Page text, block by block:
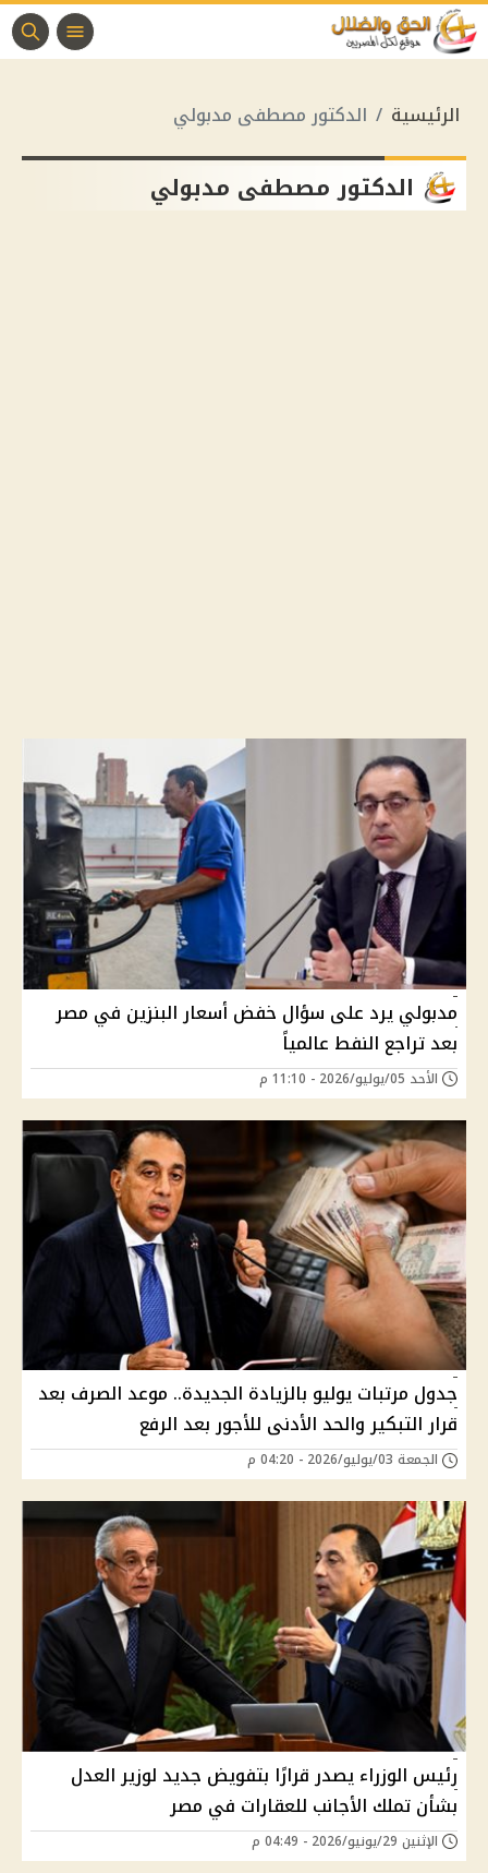
الرئيسية الدكتور مصطفى مدبولي
الدكتور مصطفى مدبولي
مدبولي يرد على سؤال خفض أسعار البنزين في مصر
بعد تراجع النفط عالمياً
الأحد 05/يوليو/2026 - 11:10 م
جدول مرتبات يوليو بالزيادة الجديدة.. موعد الصرف بعد
قرار التبكير والحد الأدنى للأجور بعد الرفع
الجمعة 03/يوليو/2026 - 04:20 م
رئيس الوزراء يصدر قرارًا بتفويض جديد لوزير العدل
بشأن تملك الأجانب للعقارات في مصر
الإثنين 29/يونيو/2026 - 04:49 م